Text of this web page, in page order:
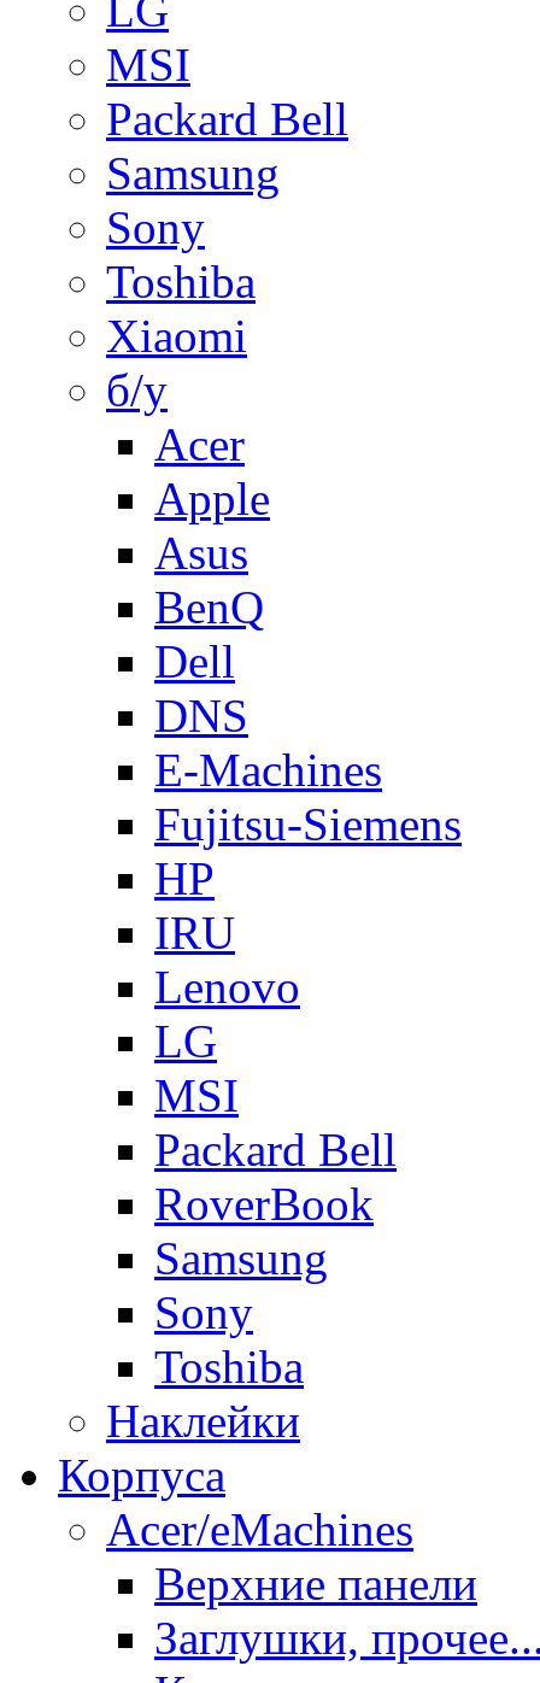
MSI
Packard Bell
Samsung
Sony
Toshiba
Xiaomi
б/у
Acer
Apple
Asus
BenQ
Dell
DNS
E-Machines
Fujitsu-Siemens
HP
IRU
Lenovo
LG
MSI
Packard Bell
RoverBook
Samsung
Sony
Toshiba
Наклейки
Корпуса
Acer/eMachines
Верхние панели
Заглушки,